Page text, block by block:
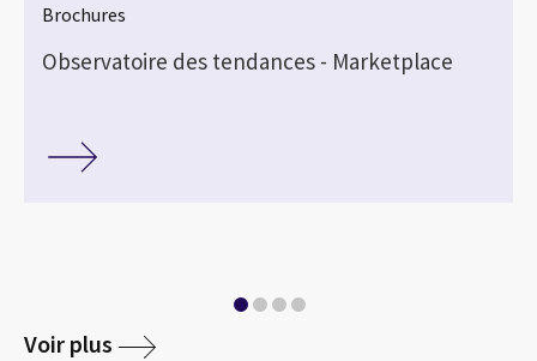
Brochures
Observatoire des tendances - Marketplace
Voir plus